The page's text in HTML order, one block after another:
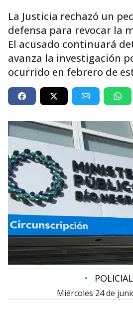
La Justicia rechazó un
defensa para revocar la
El acusado continuará
avanza la investigación
ocurrido en febrero de
•
miércoles 24 de